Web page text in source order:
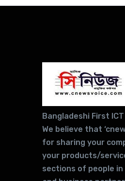
Bangladeshi First
We believe that
for sharing your
your products/
sections of people